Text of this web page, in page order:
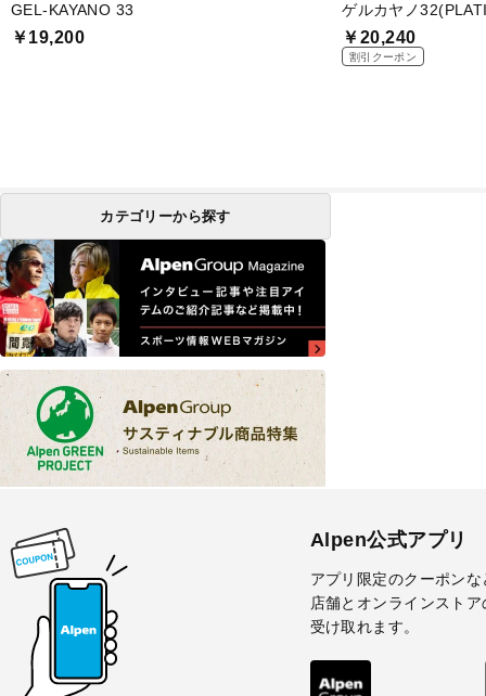
GEL-KAYANO 33
￥19,200
ゲルカヤノ
￥20,240
割引クーポン
カテゴリーから探す
Alpen公式アプリ
アプリ限定のクーポンな
店舗とオンラインスト
受け取れます。